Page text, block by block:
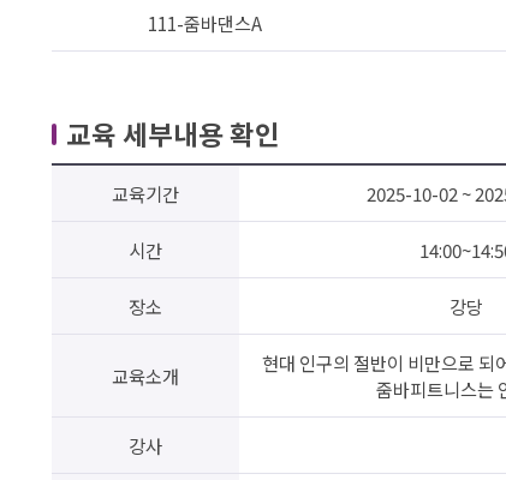
111-줌바댄스A
교육 세부내용 확인
교육기간 2025-10-02 ~
시간
장소 강당
교육소개
현대 인구의 절반이 비만으로 되
줌바피트니스는
강사